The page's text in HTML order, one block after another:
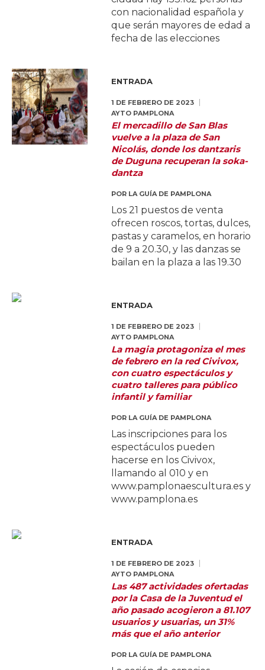
con nacionalidad española y
que serán mayores de edad a
fecha de las elecciones
ENTRADA
1 DE FEBRERO DE 2023
AYTO PAMPLONA
El mercadillo de San Blas
vuelve a la plaza de San
Nicolás, donde los dantzaris
de Duguna recuperan la soka-
dantza
POR LA GUÍA DE PAMPLONA
Los 21 puestos de venta
ofrecen roscos, tortas, dulces,
pastas y caramelos, en horario
de 9 a 20.30, y las danzas se
bailan en la plaza a las 19.30
ENTRADA
1 DE FEBRERO DE 2023
AYTO PAMPLONA
La magia protagoniza el mes
de febrero en la red Civivox,
con cuatro espectáculos y
cuatro talleres para público
infantil y familiar
POR LA GUÍA DE PAMPLONA
Las inscripciones para los
espectáculos pueden
hacerse en los Civivox,
llamando al 010 y en
www.pamplonaescultura.es y
www.pamplona.es
ENTRADA
1 DE FEBRERO DE 2023
AYTO PAMPLONA
Las 487 actividades ofertadas
por la Casa de la Juventud el
año pasado acogieron a 81.107
usuarios y usuarias, un 31%
más que el año anterior
POR LA GUÍA DE PAMPLONA